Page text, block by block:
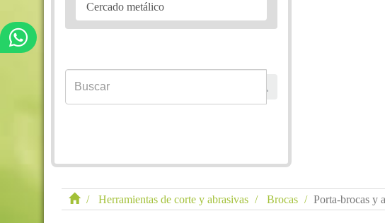
Cercado metálico
Herramientas de corte y abrasivas Brocas Porta-brocas y